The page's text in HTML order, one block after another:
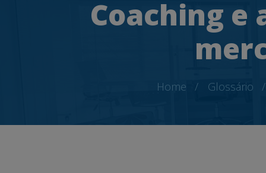
Coaching e
Home Glossário